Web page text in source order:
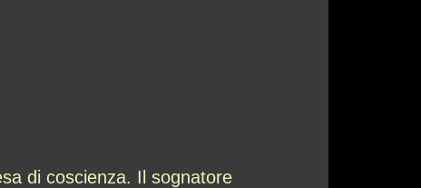
di coscienza. Il sognatore